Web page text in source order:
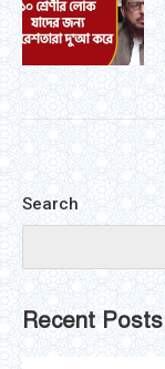
Search
Recent Posts